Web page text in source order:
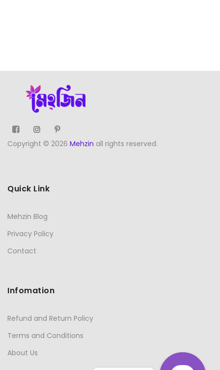
Copyright © 2026 Mehzin all rights reserved.
Quick Link
Mehzin Blog
Privacy Policy
Contact
Infomation
Refund and Return Policy
Terms and Conditions
About Us